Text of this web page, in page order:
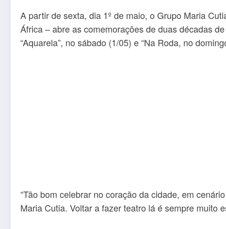
A partir desexta, dia 1º de maio, o Grupo Maria
África – abre as comemorações de duas décadas
“Aquarela”, no sábado (1/05) e “Na Roda, no
“Tão bom celebrar no coração da cidade, em
Maria Cutia. Voltar a fazer teatro lá é sempre muito